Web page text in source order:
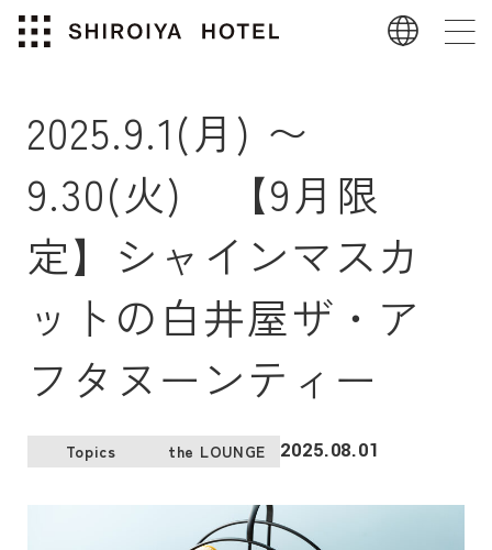
2025.9.1(月) 〜
9.30(火) 【9月限
定】シャインマスカ
ットの白井屋ザ・ア
フタヌーンティー
Topics the LOUNGE 2025.08.01